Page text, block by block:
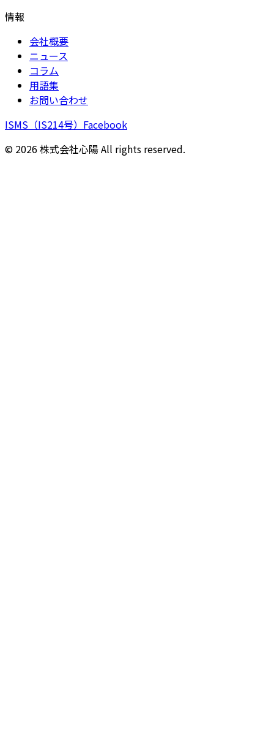
情報
会社概要
ニュース
コラム
用語集
お問い合わせ
ISMS（IS214号） Facebook
© 2026株式会社心陽 All rights reserved.